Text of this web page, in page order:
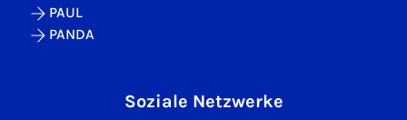
PAUL
PANDA
Soziale Netzwerke